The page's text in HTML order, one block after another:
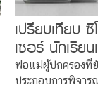
เปรียบเทียบ
เซอร์ นักเรีย
วิดตัวไหนดี ?
พ่อแม่ผู้ปกครองที่
ประกอบการพิจาร